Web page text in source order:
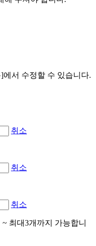
서 수정할 수 있습니다.
취소
취소
취소
최대3개까지 가능합니